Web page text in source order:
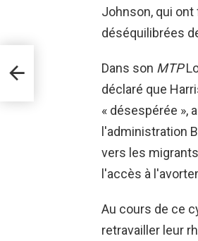
Johnson, qui
déséquilibrées
Dans son MTP
déclaré que
« désespérée »,
l'administration
vers les
l'accès à
Au cours de ce
retravailler leur